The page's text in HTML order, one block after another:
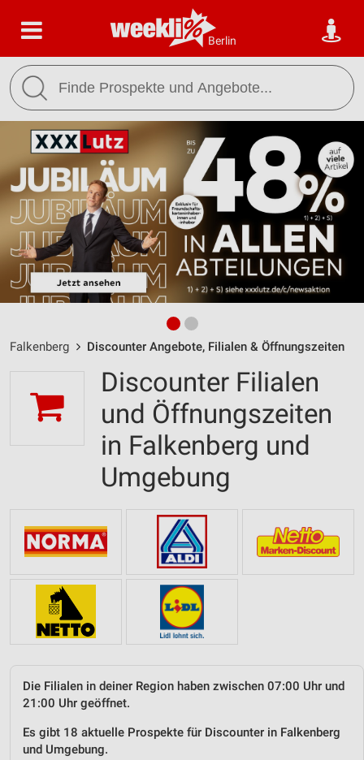
Berlin
Falkenberg Discounter Angebote, Filialen & Öffnungszeiten
Discounter Filialen
und Öffnungszeiten
in Falkenberg und
Umgebung
Die Filialen in deiner Region haben zwischen 07:00 Uhr und
21:00 Uhr geöffnet.
Es gibt 18 aktuelle Prospekte für Discounter in Falkenberg
und Umgebung.